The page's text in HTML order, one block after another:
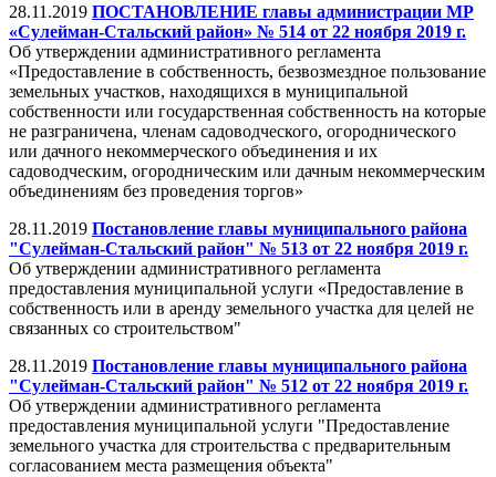
28.11.2019 ПОСТАНОВЛЕНИЕ главы администрации МР
«Сулейман-Стальский район» № 514 от 22 ноября 2019 г.
Об утверждении административного регламента
«Предоставление в собственность, безвозмездное пользование
земельных участков, находящихся в муниципальной
собственности или государственная собственность на которые
не разграничена, членам садоводческого, огороднического
или дачного некоммерческого объединения и их
садоводческим, огородническим или дачным некоммерческим
объединениям без проведения торгов»
28.11.2019 Постановление главы муниципального района
"Сулейман-Стальский район" № 513 от 22 ноября 2019 г.
Об утверждении административного регламента
предоставления муниципальной услуги «Предоставление в
собственность или в аренду земельного участка для целей не
связанных со строительством"
28.11.2019 Постановление главы муниципального района
"Сулейман-Стальский район" № 512 от 22 ноября 2019 г.
Об утверждении административного регламента
предоставления муниципальной услуги "Предоставление
земельного участка для строительства с предварительным
согласованием места размещения объекта"